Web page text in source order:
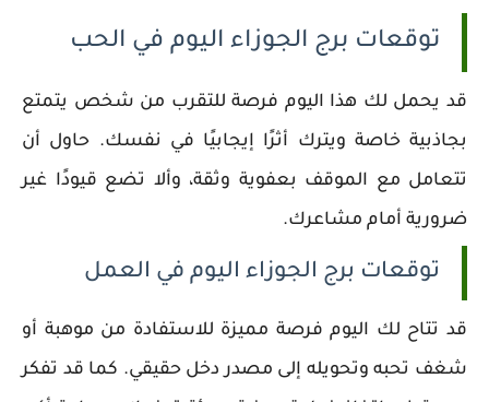
توقعات برج الجوزاء اليوم في الحب
قد يحمل لك هذا اليوم فرصة للتقرب من شخص يتمتع
بجاذبية خاصة ويترك أثرًا إيجابيًا في نفسك. حاول أن
تتعامل مع الموقف بعفوية وثقة، وألا تضع قيودًا غير
ضرورية أمام مشاعرك.
توقعات برج الجوزاء اليوم في العمل
قد تتاح لك اليوم فرصة مميزة للاستفادة من موهبة أو
شغف تحبه وتحويله إلى مصدر دخل حقيقي. كما قد تفكر